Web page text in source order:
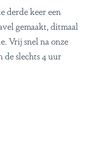
derde keer een
gemaakt, ditmaal
Vrij snel na onze
de slechts 4 uur